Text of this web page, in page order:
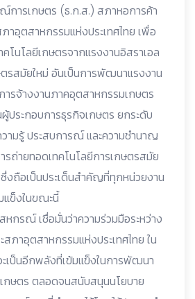
การเกษตร (ธ.ก.ส.) สภาหอการค้า
ภาอุตสาหกรรมแห่งประเทศไทย เพื่อ
โนโลยีเกษตรจากแรงงานอิสราเอล
สมัยใหม่ อันเป็นการพัฒนาแรงงาน
ารจ้างงานภาคอุตสาหกรรมเกษตร
ประกอบการธุรกิจเกษตร ยกระดับ
ามรู้ ประสบการณ์ และความชำนาญ
รถ่ายทอดเทคโนโลยีการเกษตรสมัย
งถือเป็นประเด็นสำคัญที่ทุกหน่วยงาน
แข็งในขณะนี้
หกรณ์ เชื่อมั่นว่าความร่วมมือระหว่าง
สภาอุตสาหกรรมแห่งประเทศไทย ใน
เป็นอีกพลังที่เข้มแข็งในการพัฒนา
กษตร ตลอดจนสนับสนุนนโยบาย